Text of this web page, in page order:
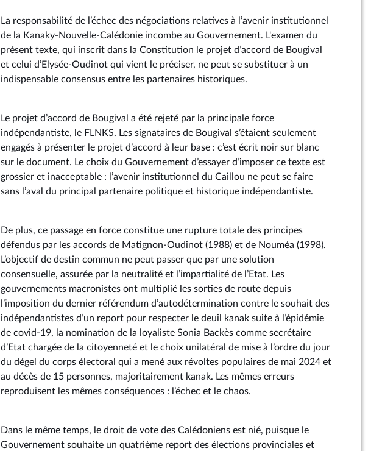
La responsabilité de l’échec des négociations relatives à l’avenir institutionnel
de la Kanaky-Nouvelle-Calédonie incombe au Gouvernement. L'examen du
présent texte, qui inscrit dans la Constitution le projet d’accord de Bougival
et celui d’Elysée-Oudinot qui vient le préciser, ne peut se substituer à un
indispensable consensus entre les partenaires historiques.
Le projet d’accord de Bougival a été rejeté par la principale force
indépendantiste, le FLNKS. Les signataires de Bougival s’étaient seulement
engagés à présenter le projet d’accord à leur base : c’est écrit noir sur blanc
sur le document. Le choix du Gouvernement d’essayer d’imposer ce texte est
grossier et inacceptable : l’avenir institutionnel du Caillou ne peut se faire
sans l’aval du principal partenaire politique et historique indépendantiste.
De plus, ce passage en force constitue une rupture totale des principes
défendus par les accords de Matignon-Oudinot (1988) et de Nouméa (1998).
L’objectif de destin commun ne peut passer que par une solution
consensuelle, assurée par la neutralité et l’impartialité de l’Etat. Les
gouvernements macronistes ont multiplié les sorties de route depuis
l’imposition du dernier référendum d’autodétermination contre le souhait des
indépendantistes d’un report pour respecter le deuil kanak suite à l’épidémie
de covid-19, la nomination de la loyaliste Sonia Backès comme secrétaire
d’Etat chargée de la citoyenneté et le choix unilatéral de mise à l’ordre du jour
du dégel du corps électoral qui a mené aux révoltes populaires de mai 2024 et
au décès de 15 personnes, majoritairement kanak. Les mêmes erreurs
reproduisent les mêmes conséquences : l’échec et le chaos.
Dans le même temps, le droit de vote des Calédoniens est nié, puisque le
Gouvernement souhaite un quatrième report des élections provinciales et